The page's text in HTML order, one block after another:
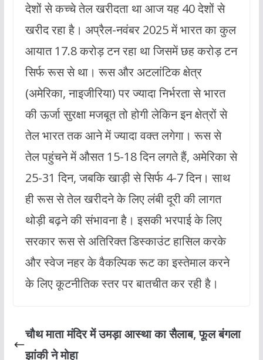
देशों से कच्चे तेल खरीदता था आज यह 40 देशों से
खरीद रहा है। अप्रैल-नवंबर 2025 में भारत का कुल
आयात 17.8 करोड़ टन रहा था जिसमें छह करोड़ टन
सिर्फ रूस से था। रूस और अटलांटिक क्षेत्र
(अमेरिका, नाइजीरिया) पर ज्यादा निर्भरता से भारत
की ऊर्जा सुरक्षा मजबूत तो होगी लेकिन इन क्षेत्रों से
तेल भारत तक आने में ज्यादा वक्त लगेगा। रूस से
तेल पहुंचने में औसत 15-18 दिन लगते हैं, अमेरिका से
25-31 दिन, जबकि खाड़ी से सिर्फ 4-7 दिन। साथ
ही रूस से तेल खरीदने के लिए लंबी दूरी की लागत
थोड़ी बढ़ने की संभावना है। इसकी भरपाई के लिए
सरकार रूस से अतिरिक्त डिस्काउंट हासिल करके
और स्वेज नहर के वैकल्पिक रूट का इस्तेमाल करने
के लिए कूटनीतिक स्तर पर बातचीत कर रही है।
चौथ माता मंदिर में उमड़ा आस्था का सैलाब, फूल बंगला
झांकी ने मोहा